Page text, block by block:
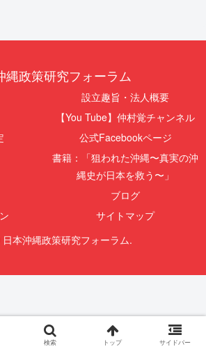
縄政策研究フォーラム
設立趣旨・法人概要
【You Tube】仲村覚チャンネル
公式Facebookページ
書籍：「狙われた沖縄〜真実の沖
縄史が日本を救う〜」
ブログ
サイトマップ
本沖縄政策研究フォーラム.
検索 トップ サイドバー